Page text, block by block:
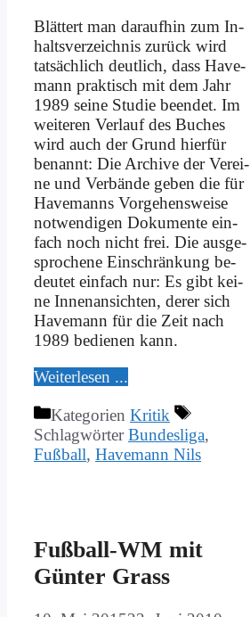
Blät­tert man dar­auf­hin zum In­
halts­ver­zeich­nis zu­rück wird
tat­säch­lich deut­lich, dass Ha­ve­
mann prak­tisch mit dem Jahr
1989 sei­ne Stu­die be­en­det. Im
wei­te­ren Ver­lauf des Bu­ches
wird auch der Grund hier­für
be­nannt: Die Ar­chi­ve der Ver­ei­
ne und Ver­bän­de ge­ben die für
Ha­ve­manns Vor­ge­hens­wei­se
not­wen­di­gen Do­ku­men­te ein­
fach noch nicht frei. Die aus­ge­
spro­che­ne Ein­schrän­kung be­
deu­tet ein­fach nur: Es gibt kei­
ne In­nen­an­sich­ten, de­rer sich
Ha­ve­mann für die Zeit nach
1989 be­die­nen kann.
Wei­ter­le­sen ...
Kategorien Kritik
SchlagwörterBundesliga,
Fußball, Havemann Nils
Fuß­ball-WM mit
Gün­ter Grass